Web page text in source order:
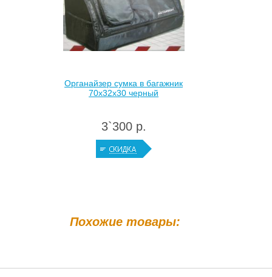
Похожие товары:
Органайзер сумка в багажник
70х32х30 черный
3`300 р.